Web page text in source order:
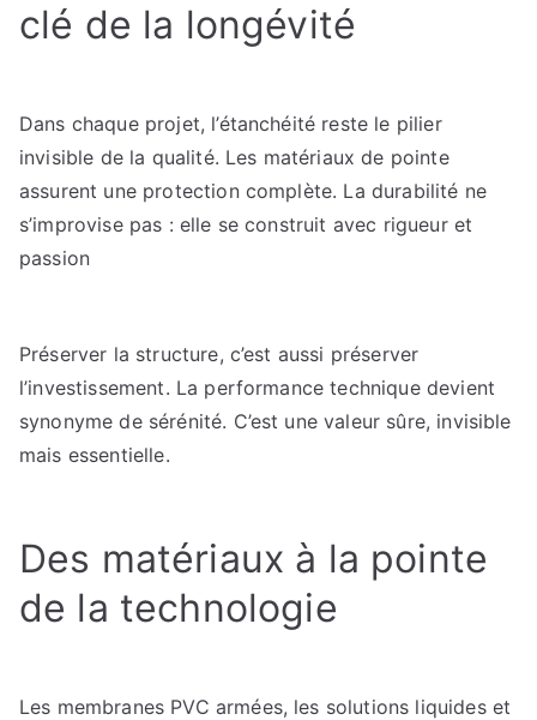
clé de la longévité
Dans chaque projet, l’étanchéité reste le pilier
invisible de la qualité. Les matériaux de pointe
assurent une protection complète. La durabilité ne
s’improvise pas : elle se construit avec rigueur et
passion
Préserver la structure, c’est aussi préserver
l’investissement. La performance technique devient
synonyme de sérénité. C’est une valeur sûre, invisible
mais essentielle.
Des matériaux à la pointe
de la technologie
Les membranes PVC armées, les solutions liquides et